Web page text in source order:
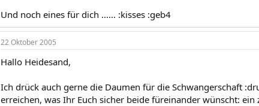
Und noch eines für dich ...... :kisses :geb4
22 Oktober 2005
Hallo Heidesand,
Ich drück auch gerne die Daumen für die Schwangerschaft
erreichen, was Ihr Euch sicher beide füreinander wünscht: ein